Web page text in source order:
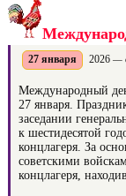
27 января 2026 —
Международный
27 января.
заседании
к шестидесятой
концлагеря. За
советскими
концлагеря,